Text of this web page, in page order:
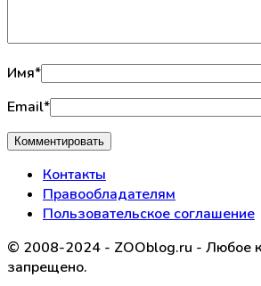
Имя*
Email*
Контакты
Правообладателям
Пользовательское соглашение
© 2008-2024 - ZOOblog.ru - Любое
запрещено.